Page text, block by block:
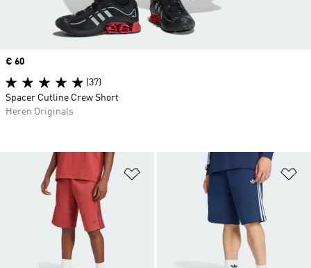
Op verlanglijst zetten
Price
€ 60
(37)
Spacer Cutline Crew Short
Heren Originals